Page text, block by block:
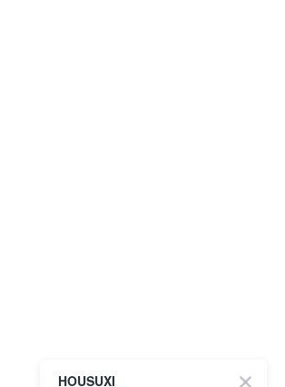
HOUSUXI